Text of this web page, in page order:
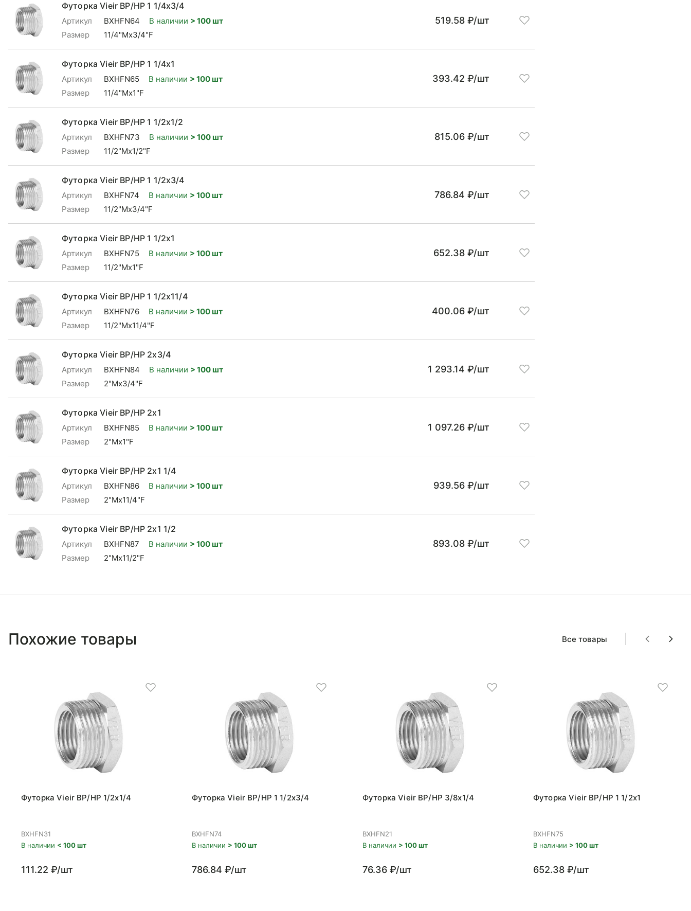
Футорка Vieir ВР/НР 1 1/4x3/4
Артикул BXHFN64 В наличии > 100 шт
Размер
11/4"Mx3/4"F
519.58 ₽/шт
Футорка Vieir ВР/НР 1 1/4x1
Артикул BXHFN65 В наличии > 100 шт
Размер
11/4"Mx1"F
393.42 ₽/шт
Футорка Vieir ВР/НР 1 1/2x1/2
Артикул BXHFN73 В наличии > 100 шт
Размер
11/2"Mx1/2"F
815.06 ₽/шт
Футорка Vieir ВР/НР 1 1/2x3/4
Артикул BXHFN74 В наличии > 100 шт
Размер
11/2"Mx3/4"F
786.84 ₽/шт
Футорка Vieir ВР/НР 1 1/2x1
Артикул BXHFN75 В наличии > 100 шт
Размер
11/2"Mx1"F
652.38 ₽/шт
Футорка Vieir ВР/НР 1 1/2x11/4
Артикул BXHFN76 В наличии > 100 шт
Размер
11/2"Mx11/4"F
400.06 ₽/шт
Футорка Vieir ВР/НР 2x3/4
Артикул BXHFN84 В наличии > 100 шт
Размер
2"Mx3/4"F
1 293.14 ₽/шт
Футорка Vieir ВР/НР 2x1
Артикул BXHFN85 В наличии > 100 шт
Размер
2"Mx1"F
1 097.26 ₽/шт
Футорка Vieir ВР/НР 2x1 1/4
Артикул BXHFN86 В наличии > 100 шт
Размер
2"Mx11/4"F
939.56 ₽/шт
Футорка Vieir ВР/НР 2x1 1/2
Артикул BXHFN87 В наличии > 100 шт
Размер
2"Mx11/2"F
893.08 ₽/шт
Похожие товары Все товары
Футорка Vieir ВР/НР 1/2x1/4
BXHFN31
В наличии < 100 шт
111.22 ₽/шт
Футорка Vieir ВР/НР 1 1/2x3/4
BXHFN74
В наличии > 100 шт
786.84 ₽/шт
Футорка Vieir ВР/НР 3/8x1/4
BXHFN21
В наличии > 100 шт
76.36 ₽/шт
Футорка Vieir ВР/НР 1 1/2x1
BXHFN75
В наличии > 100 шт
652.38 ₽/шт